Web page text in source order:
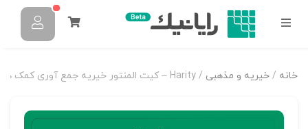
خانه / خیریه و مذهبی / Harity – کیت المنتور خیریه جمع آوری کمک های مالی